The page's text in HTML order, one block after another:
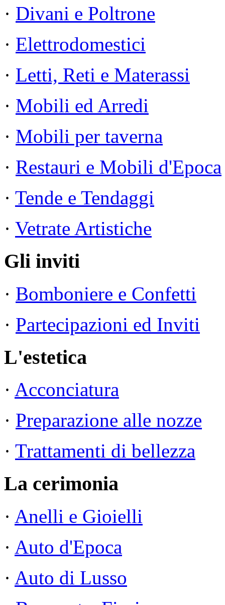
· Divani e Poltrone
· Elettrodomestici
· Letti, Reti e Materassi
· Mobili ed Arredi
· Mobili per taverna
· Restauri e Mobili d'Epoca
· Tende e Tendaggi
· Vetrate Artistiche
Gli inviti
· Bomboniere e Confetti
· Partecipazioni ed Inviti
L'estetica
· Acconciatura
· Preparazione alle nozze
· Trattamenti di bellezza
La cerimonia
· Anelli e Gioielli
· Auto d'Epoca
· Auto di Lusso